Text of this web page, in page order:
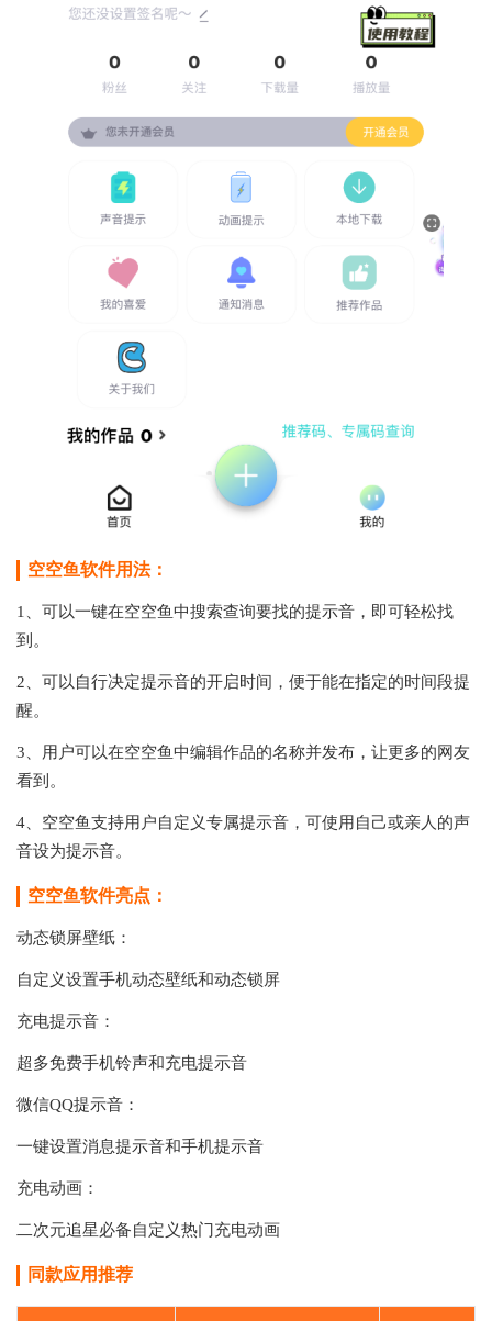
空空鱼软件用法：
1、可以一键在空空鱼中搜索查询要找的提示音，即可轻松找
到。
2、可以自行决定提示音的开启时间，便于能在指定的时间段提
醒。
3、用户可以在空空鱼中编辑作品的名称并发布，让更多的网友
看到。
4、空空鱼支持用户自定义专属提示音，可使用自己或亲人的声
音设为提示音。
空空鱼软件亮点：
动态锁屏壁纸：
自定义设置手机动态壁纸和动态锁屏
充电提示音：
超多免费手机铃声和充电提示音
微信QQ提示音：
一键设置消息提示音和手机提示音
充电动画：
二次元追星必备自定义热门充电动画
同款应用推荐